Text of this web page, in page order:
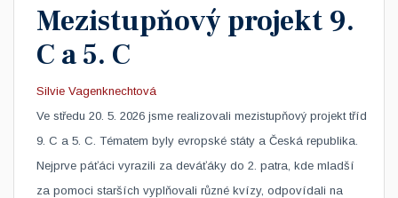
Mezistupňový projekt 9.
C a 5. C
Silvie Vagenknechtová
Ve středu 20. 5. 2026 jsme realizovali mezistupňový projekt tříd
9. C a 5. C. Tématem byly evropské státy a Česká republika.
Nejprve páťáci vyrazili za deváťáky do 2. patra, kde mladší
za pomoci starších vyplňovali různé kvízy, odpovídali na